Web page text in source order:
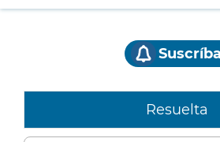
Resuelta